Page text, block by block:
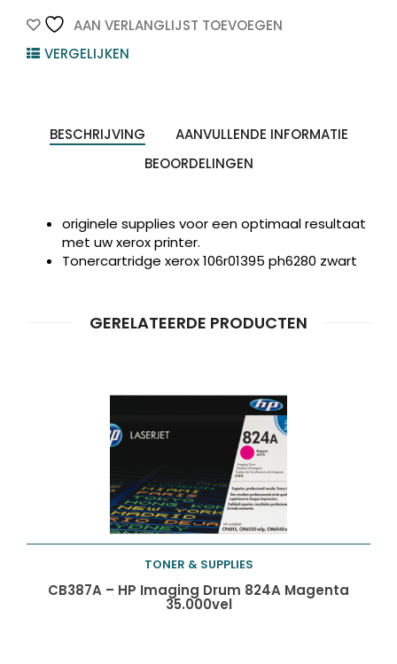
1st
quantity
AAN VERLANGLIJST TOEVOEGEN
VERGELIJKEN
BESCHRIJVING
AANVULLENDE INFORMATIE
BEOORDELINGEN
originele supplies voor een optimaal resultaat
met uw xerox printer.
Tonercartridge xerox 106r01395 ph6280 zwart
GERELATEERDE PRODUCTEN
Toevoegen aan
TONER & SUPPLIES
CB387A – HP Imaging Drum 824A Magenta
35.000vel
Producten